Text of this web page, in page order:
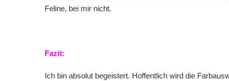
Feline, bei mir nicht.
Fazit:
Ich bin absolut begeistert. Hoffentlich wird die